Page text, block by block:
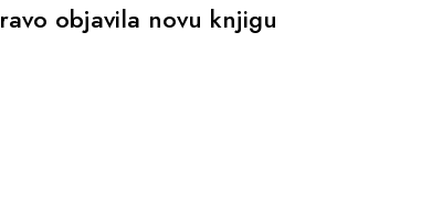
objavila novu knjigu